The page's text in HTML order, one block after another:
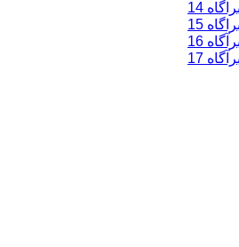
14
15
16
17